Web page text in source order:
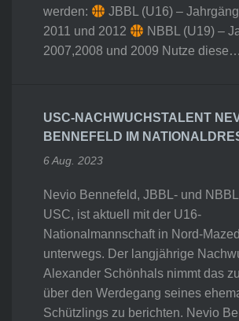
werden:
JBBL (U16) –
2011 und 2012
NBBL (U19) –
2007,2008 und 2009 Nutze diese…
USC-NACHWUCHSTALENT
BENNEFELD IM
6 Aug. 2023
Nevio Bennefeld, JBBL- und
USC, ist aktuell mit der U16-
Nationalmannschaft in Nord-
unterwegs. Der langjährige
Alexander Schönhals nimmt das
über den Werdegang seines
Schützlings zu berichten. Nevio